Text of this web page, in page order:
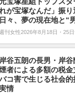
が宝塚なんだ」振
日々、夢の現在地と“
刊女性2026年8月18日・25
岸谷五朗の長男・岸
者による多額の税
コ害で生じる社会
情